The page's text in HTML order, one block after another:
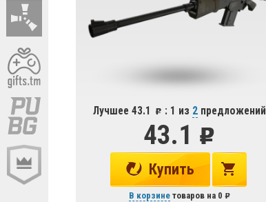
Лучшее 43.1 : 1 из 2предложений
43.1
Купить
В корзинетоваров на 0